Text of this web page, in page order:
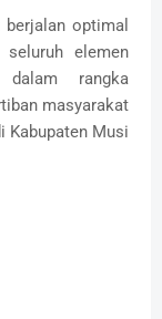
optimal
elemen
rangka
masyarakat
Kabupaten Musi